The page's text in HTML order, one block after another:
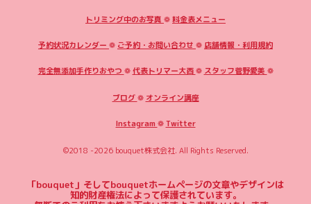
トリミング中のお写真 ❁料金表メニュー
予約状況カレンダー ❁ ご予約・お問い合わせ ❁ 店舗情報・利用規約
完全無添加手作りおやつ ❁代表トリマー大西❁ スタッフ菅野愛美 ❁
ブログ❁ オンライン講座
Instagram ❁Twitter
©2018 -2026 bouquet株式会社. All Rights Reserved.
「bouquet」そしてbouquetホームページの文章やデザインは
知的財産権法によって保護されています。